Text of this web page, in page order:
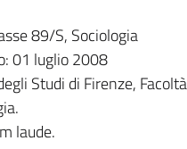
89/S, Sociologia
01 luglio 2008
Studi di Firenze,
laude.